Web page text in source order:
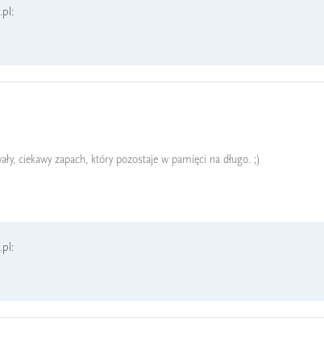
ciekawy zapach, który pozostaje w pamięci na długo. ;)